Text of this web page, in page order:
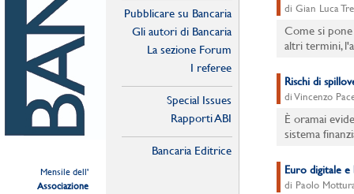
Mensile dell'
Associazione
Pubblicare su Bancaria
Gli autori di Bancaria
La sezione Forum
I referee
Special Issues
Rapporti ABI
Bancaria Editrice
di Gian Luca
Come si
altri termini,
Rischi di
di Vincenzo
È oramai
sistema
Euro digitale e
di Paolo